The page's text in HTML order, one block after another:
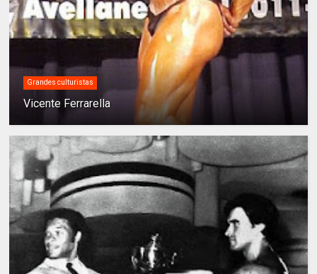
Grandes culturistas
Vicente Ferrarella